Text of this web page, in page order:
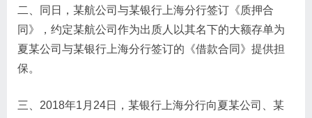
二、同日，某航公司与某银行上海分行签订《质押合
同》，约定某航公司作为出质人以其名下的大额存单为
夏某公司与某银行上海分行签订的《借款合同》提供担
保。
三、2018年1月24日，某银行上海分行向夏某公司、某